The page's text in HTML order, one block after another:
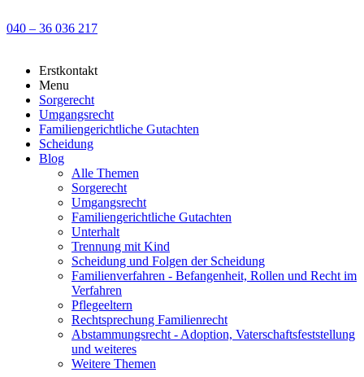
040 – 36 036 217
Erstkontakt
Menu
Sorgerecht
Umgangsrecht
Familiengerichtliche Gutachten
Scheidung
Blog
Alle Themen
Sorgerecht
Umgangsrecht
Familiengerichtliche Gutachten
Unterhalt
Trennung mit Kind
Scheidung und Folgen der Scheidung
Familienverfahren - Befangenheit, Rollen und Recht im
Verfahren
Pflegeeltern
Rechtsprechung Familienrecht
Abstammungsrecht - Adoption, Vaterschaftsfeststellung
und weiteres
Weitere Themen